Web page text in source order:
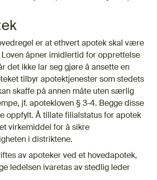
er at ethvert apotek skal være
åpner imidlertid for opprettelse
det ikke lar seg gjøre å ansette en
tilbyr apotektjenester som stedets
skaffe på annen måte uten særlig
jf. apotekloven § 3-4. Begge disse
oppfylt. Å tillate filialstatus for apotek
virkemiddel for å sikre
i distriktene.
av apoteker ved et hovedapotek,
ledelsen ivaretas av stedlig leder